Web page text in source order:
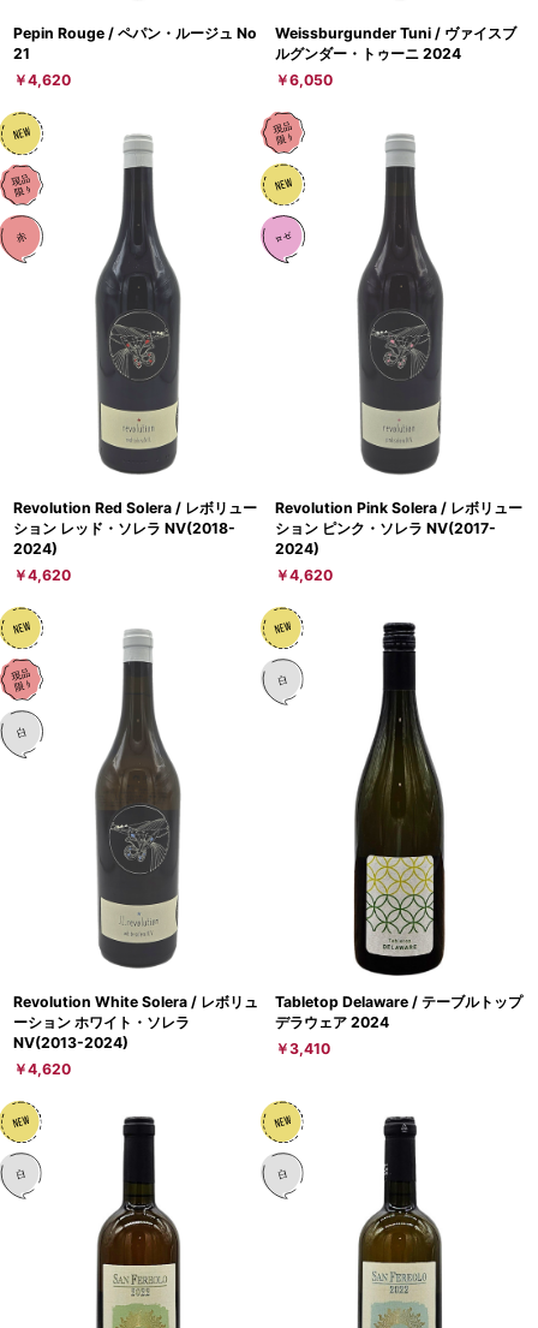
Pepin Rouge / ペパン・ルージュ No
21
￥4,620
Weissburgunder Tuni / ヴァイスブ
ルグンダー・トゥーニ 2024
￥6,050
Revolution Red Solera / レボリュー
ション レッド・ソレラ NV(2018-
2024)
￥4,620
Revolution Pink Solera / レボリュー
ション ピンク・ソレラ NV(2017-
2024)
￥4,620
Revolution White Solera / レボリュ
ーション ホワイト・ソレラ
NV(2013-2024)
￥4,620
Tabletop Delaware / テーブルトップ
デラウェア 2024
￥3,410